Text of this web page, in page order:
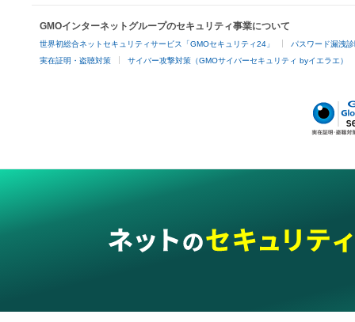
GMOインターネットグループのセキュリティ事業について
世界初総合ネットセキュリティサービス「GMOセキュリティ24」
パスワード漏洩
実在証明・盗聴対策
サイバー攻撃対策（GMOサイバーセキュリティ byイエラエ）